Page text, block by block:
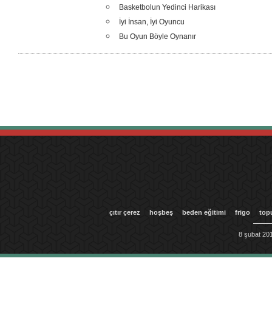
Basketbolun Yedinci Harikası
İyi İnsan, İyi Oyuncu
Bu Oyun Böyle Oynanır
çıtır çerez hoşbeş beden eğitimi frigo
8 şubat